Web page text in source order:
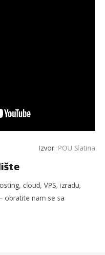
Izvor: POU Slatina
cloud, VPS, izradu,
obratite nam se sa